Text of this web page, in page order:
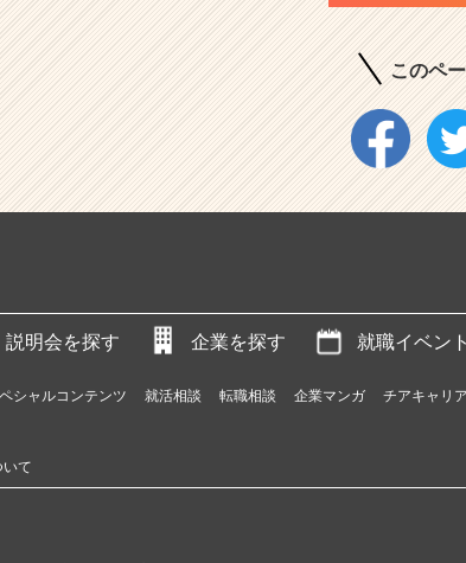
このペ
説明会を探す 企業を探す 就職イベン
シャルコンテンツ 就活相談 転職相談 企業マンガ チアキャリ
て